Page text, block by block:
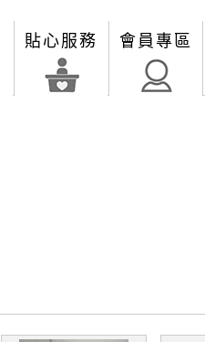
貼心服務 會員專區